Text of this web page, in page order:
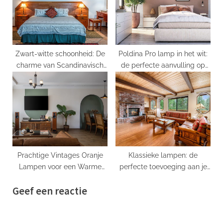
Zwart-witte schoonheid: De
charme van Scandinavisch
Poldina Pro lamp in het wit:
de perfecte aanvulling op
jouw interieur
Prachtige Vintages Oranje
Lampen voor een Warme
Klassieke lampen: de
perfecte toevoeging aan je
Geef een reactie